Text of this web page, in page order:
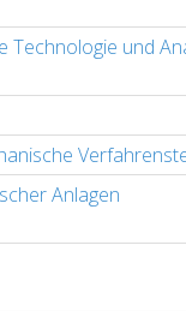
Technologie und
Anlagen